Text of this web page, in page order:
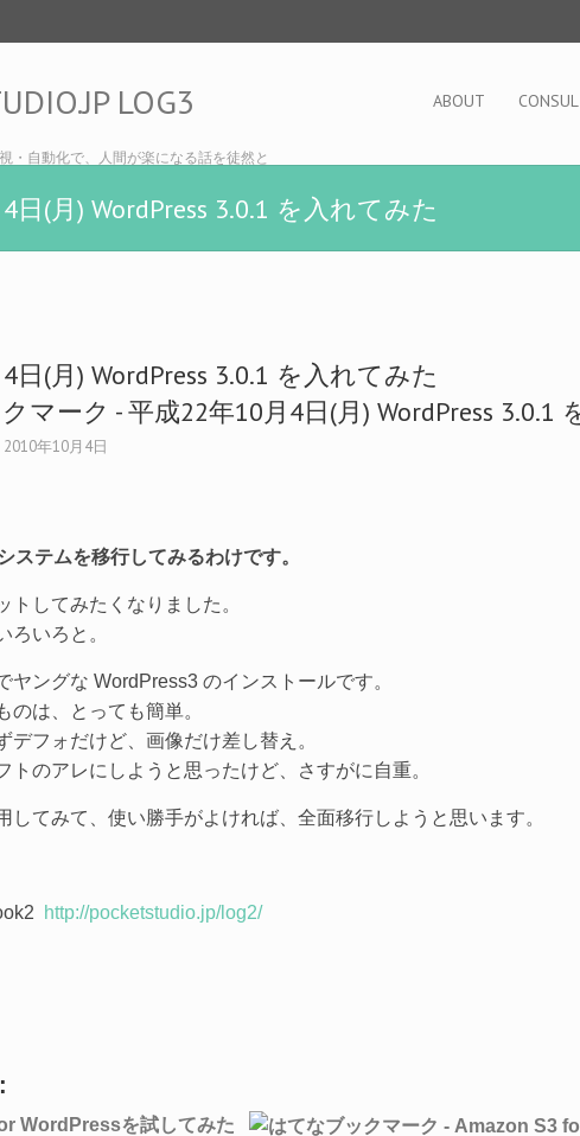
LOG3
・自動化で、人間が楽になる話を徒然と
ABOUT CONSUL
日(月) WordPress 3.0.1 を入れてみた
日(月) WordPress 3.0.1 を入れてみた
2010年10月4日
テムを移行してみるわけです。
トしてみたくなりました。
ろいろと。
ヤングな WordPress3 のインストールです。
のは、とっても簡単。
デフォだけど、画像だけ差し替え。
トのアレにしようと思ったけど、さすがに自重。
してみて、使い勝手がよければ、全面移行しようと思います。
http://pocketstudio.jp/log2/
WordPressを試してみた